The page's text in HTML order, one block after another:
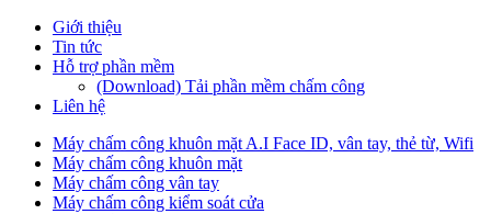
Giới thiệu
Tin tức
Hỗ trợ phần mềm
(Download) Tải phần mềm chấm công
Liên hệ
Máy chấm công khuôn mặt A.I Face ID, vân tay, thẻ từ, Wifi
Máy chấm công khuôn mặt
Máy chấm công vân tay
Máy chấm công kiểm soát cửa